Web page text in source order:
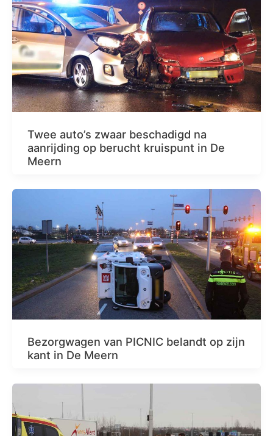
Twee auto’s zwaar beschadigd na
aanrijding op berucht kruispunt in De
Meern
Bezorgwagen van PICNIC belandt op zijn
kant in De Meern